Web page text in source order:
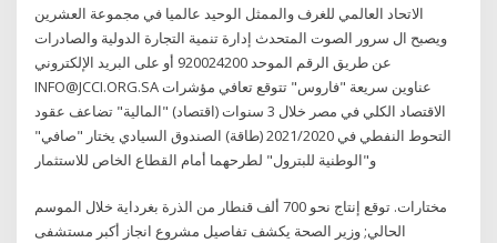
الاتحاد العالمي للغرف والممثل الوحيد عالميا في مجموعة العشرين
ويصبح ال سرور الصوت المتحدث إدارة تنمية التجارة الدولية والصادرات
عن طريق الرقم الموحد 920024200 أو على البريد الإلكتروني
INFO@JCCI.ORG.SA عناوين سريعة "فاروس" تتوقع تعافي مؤشرات
الاقتصاد الكلي في مصر خلال 3 سنوات (اقتصاد) "المالية" تضاعف عقود
التحوط النفطي في 2021/2020 (طاقة) الصندوق السيادي يختار "صافي"
و"الوطنية للبترول" لطرحهما أمام القطاع الخاص للاستثمار
مختارات. توقع إنتاج نحو 700 ألف قنطار من الذرة بغرداية خلال الموسم
الحالي; وزير الصحة يكشف تفاصيل مشروع انجاز أكبر مستشفى